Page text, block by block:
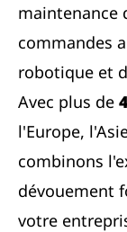
maintenance
commandes
robotique et
Avec plus de
l'Europe,
combinons
dévouement
votre